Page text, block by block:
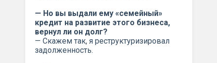
— Но вы выдали ему «семейный»
кредит на развитие этого бизнеса,
вернул ли он долг?
— Скажем так, я реструктуризировал
задолженность.